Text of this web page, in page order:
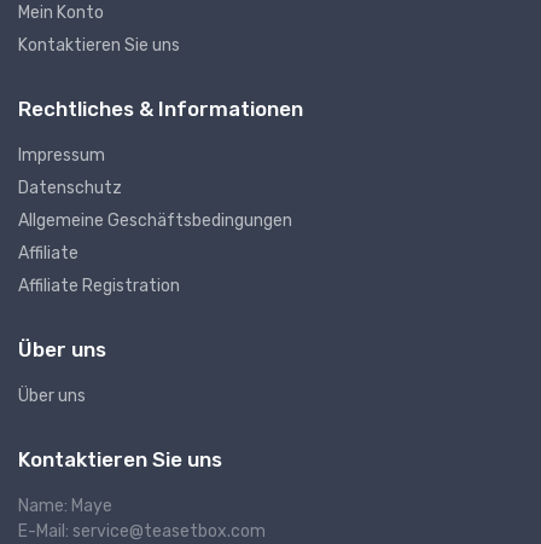
Mein Konto
Kontaktieren Sie uns
Rechtliches & Informationen
Impressum
Datenschutz
Allgemeine Geschäftsbedingungen
Affiliate
Affiliate Registration
Über uns
Über uns
Kontaktieren Sie uns
Name: Maye
E-Mail: service@teasetbox.com